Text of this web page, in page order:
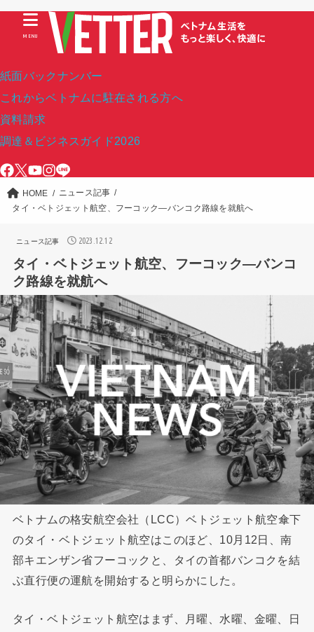
紙面バックナンバー
これからベトナムに駐在される方へ
資料請求
調達＆ビジネスガイド2026
MENU
HOME
ニュース記事
タイ・ベトジェット航空、フーコック―バンコク路線を就航へ
ニュース記事 2023.12.12
タイ・ベトジェット航空、フーコック―バンコ
ク路線を就航へ
ベトナムの格安航空会社（LCC）ベトジェット航空傘下
のタイ・ベトジェット航空はこのほど、10月12日、南
部キエンザン省フーコックと、タイの首都バンコクを結
ぶ直行便の運航を開始すると明らかにした。
タイ・ベトジェット航空はまず、月曜、水曜、金曜、日